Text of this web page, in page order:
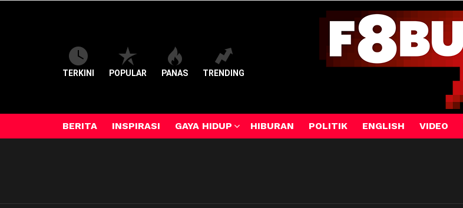
TERKINI POPULAR PANAS TRENDING
BERITA INSPIRASI GAYA HIDUP HIBURAN POLITIK ENGLISH VIDEO